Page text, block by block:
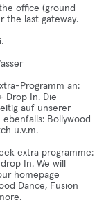
office (ground
the last gateway.
Programm an:
Drop In. Die
auf unserer
ebenfalls: Bollywood
u.v.m.
extra programme:
In. We will
homepage
Dance, Fusion